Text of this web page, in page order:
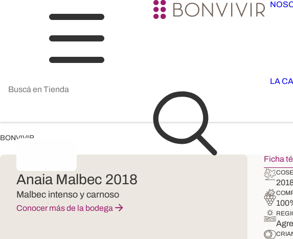
LA
BONVIVIR
Anaia Malbec 2018
Malbec intenso y carnoso
Conocer más de la bodega
Ficha